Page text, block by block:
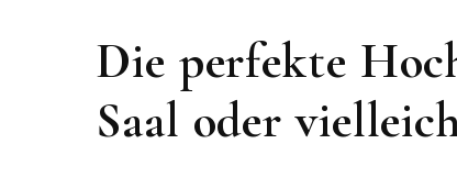
Die perfekte
Saal oder